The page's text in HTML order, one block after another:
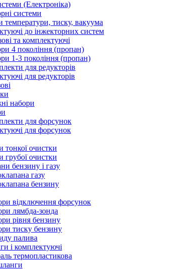
(Електроніка)
системи
температури, тиску, вакуума
до інжекторних систем
та комплектуючі
4 покоління (пропан)
1-3 покоління (пропан)
для редукторів
для редукторів
набори
для форсунок
для форсунок
тонкої очистки
грубої очистки
бензину і газу
газу
бензину
відключення форсунок
лямбда-зонда
рівня бензину
тиску бензину
палива
і комплектуючі
термопластикова